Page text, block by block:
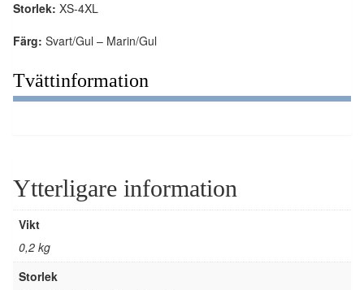
Storlek: XS-4XL
Färg: Svart/Gul – Marin/Gul
Tvättinformation
Ytterligare information
Vikt
0,2 kg
Storlek